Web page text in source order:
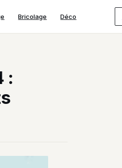
Bricolage Déco
: